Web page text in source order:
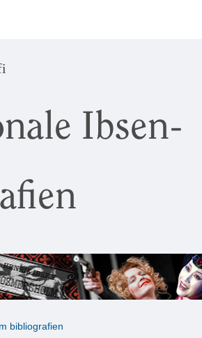
Ibsen-
bibliografien